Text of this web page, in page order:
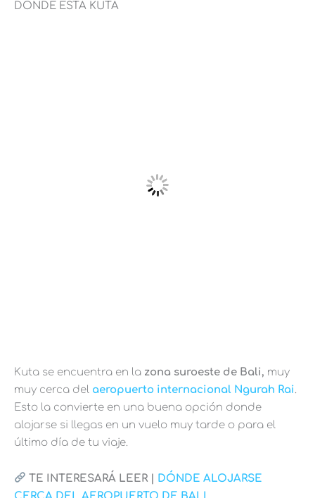
DÓNDE ESTÁ KUTA
Kuta se encuentra en la zona suroeste de Bali, muy
muy cerca del aeropuerto internacional Ngurah Rai.
Esto la convierte en una buena opción donde
alojarse si llegas en un vuelo muy tarde o para el
último día de tu viaje.
TE INTERESARÁ LEER | DÓNDE ALOJARSE